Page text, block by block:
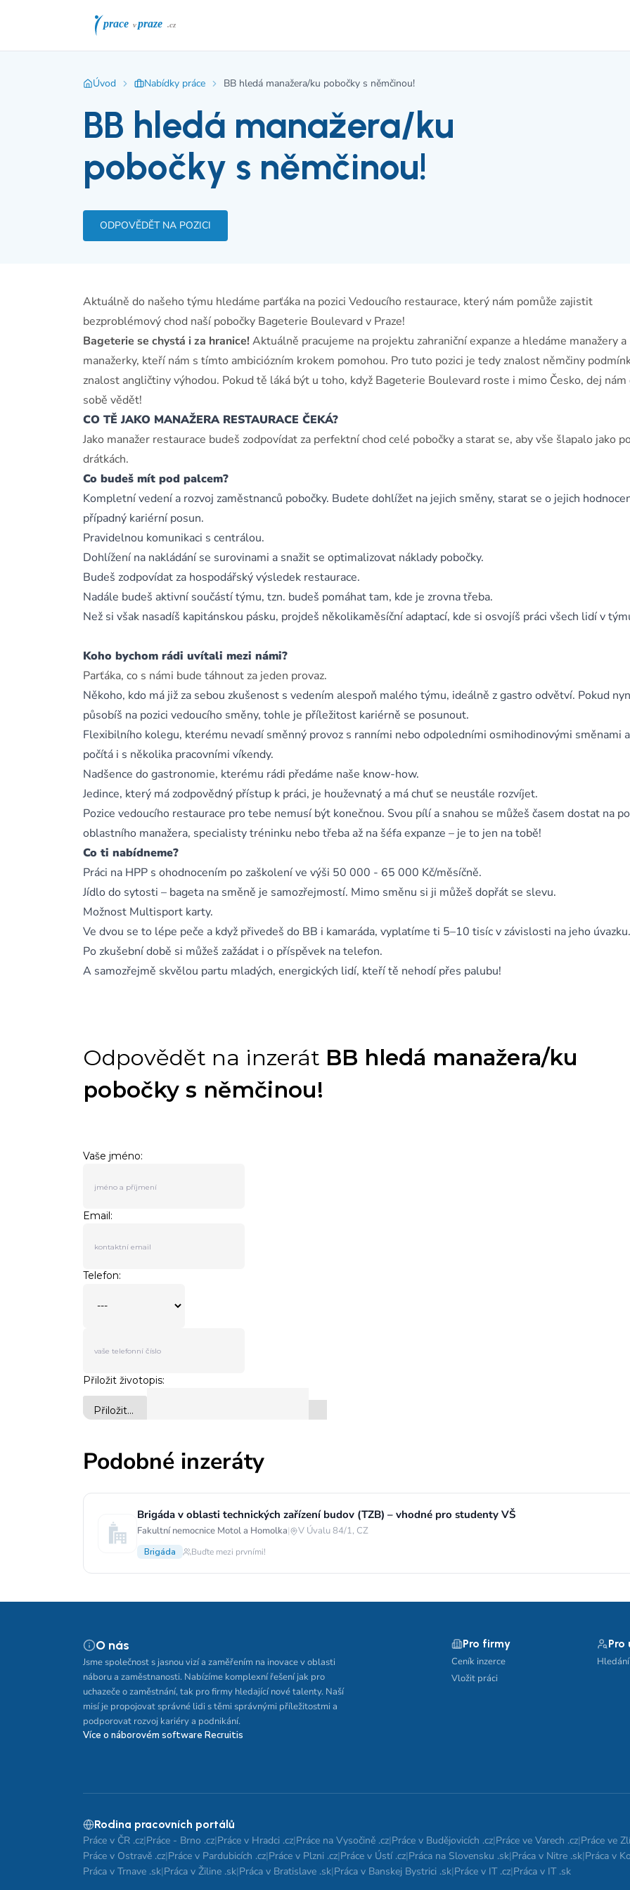
Úvod Nabídky práce BB hledá manažera/ku pobočky s němčinou!
BB hledá manažera/ku
pobočky s němčinou!
ODPOVĚDĚT NA POZICI
Aktuálně do našeho týmu hledáme parťáka na pozici Vedoucího restaurace, který nám pomůže zajistit
bezproblémový chod naší pobočky Bageterie Boulevard v Praze!
Bageterie se chystá i za hranice!Aktuálně pracujeme na projektu zahraniční expanze a hledáme manažery a
manažerky, kteří nám s tímto ambiciózním krokem pomohou. Pro tuto pozici je tedy znalost němčiny
znalost angličtiny výhodou. Pokud tě láká být u toho, když Bageterie Boulevard roste i mimo Česko, dej nám
sobě vědět!
CO TĚ JAKO MANAŽERA RESTAURACE ČEKÁ?
Jako manažer restaurace budeš zodpovídat za perfektní chod celé pobočky a starat se, aby vše šlapalo jako po
drátkách.
Co budeš mít pod palcem?
Kompletní vedení a rozvoj zaměstnanců pobočky. Budete dohlížet na jejich směny, starat se o jejich
případný kariérní posun.
Pravidelnou komunikaci s centrálou.
Dohlížení na nakládání se surovinami a snažit se optimalizovat náklady pobočky.
Budeš zodpovídat za hospodářský výsledek restaurace.
Nadále budeš aktivní součástí týmu, tzn. budeš pomáhat tam, kde je zrovna třeba.
Než si však nasadíš kapitánskou pásku, projdeš několikaměsíční adaptací, kde si osvojíš práci všech lidí v
Koho bychom rádi uvítali mezi námi?
Parťáka, co s námi bude táhnout za jeden provaz.
Někoho, kdo má již za sebou zkušenost s vedením alespoň malého týmu, ideálně z gastro odvětví. Pokud
působíš na pozici vedoucího směny, tohle je příležitost kariérně se posunout.
Flexibilního kolegu, kterému nevadí směnný provoz s ranními nebo odpoledními osmihodinovými směnami a
počítá i s několika pracovními víkendy.
Nadšence do gastronomie, kterému rádi předáme naše know-how.
Jedince, který má zodpovědný přístup k práci, je houževnatý a má chuť se neustále rozvíjet.
Pozice vedoucího restaurace pro tebe nemusí být konečnou. Svou pílí a snahou se můžeš časem dostat na
oblastního manažera, specialisty tréninku nebo třeba až na šéfa expanze – je to jen na tobě!
Co ti nabídneme?
Práci na HPP s ohodnocením po zaškolení ve výši 50 000 - 65 000 Kč/měsíčně.
Jídlo do sytosti – bageta na směně je samozřejmostí. Mimo směnu si ji můžeš dopřát se slevu.
Možnost Multisport karty.
Ve dvou se to lépe peče a když přivedeš do BB i kamaráda, vyplatíme ti 5–10 tisíc v závislosti na jeho úvazku.
Po zkušební době si můžeš zažádat i o příspěvek na telefon.
A samozřejmě skvělou partu mladých, energických lidí, kteří tě nehodí přes palubu!
Podobné inzeráty
Brigáda v oblasti technických zařízení budov (TZB) – vhodné pro studenty VŠ
Fakultní nemocnice Motol a Homolka| V Úvalu 84/1, CZ
Brigáda Buďte mezi prvními!
O nás
Jsme společnost s jasnou vizí a zaměřením na inovace v oblasti
náboru a zaměstnanosti. Nabízíme komplexní řešení jak pro
uchazeče o zaměstnání, tak pro firmy hledající nové talenty. Naší
misí je propojovat správné lidi s těmi správnými příležitostmi a
podporovat rozvoj kariéry a podnikání.
Více o náborovém software Recruitis
Pro firmy
Ceník inzerce
Vložit práci
Pro
Rodina pracovních portálů
Práce v ČR .cz|Práce - Brno .cz|Práce v Hradci .cz|Práce na Vysočině .cz|Práce v Budějovicích .cz|Práce ve Varech .cz|Práce ve
Práce v Ostravě .cz|Práce v Pardubicích .cz|Práce v Plzni .cz|Práce v Ústí .cz|Práca na Slovensku .sk|Práca v Nitre .sk|Práca v
Práca v Trnave .sk|Práca v Žiline .sk|Práca v Bratislave .sk|Práca v Banskej Bystrici .sk|Práce v IT .cz|Práca v IT .sk